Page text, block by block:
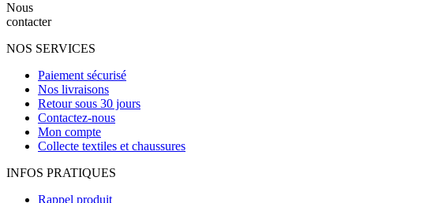
Nous
contacter
NOS SERVICES
Paiement sécurisé
Nos livraisons
Retour sous 30 jours
Contactez-nous
Mon compte
Collecte textiles et chaussures
INFOS PRATIQUES
Rappel produit